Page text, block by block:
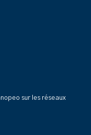
sur les réseaux